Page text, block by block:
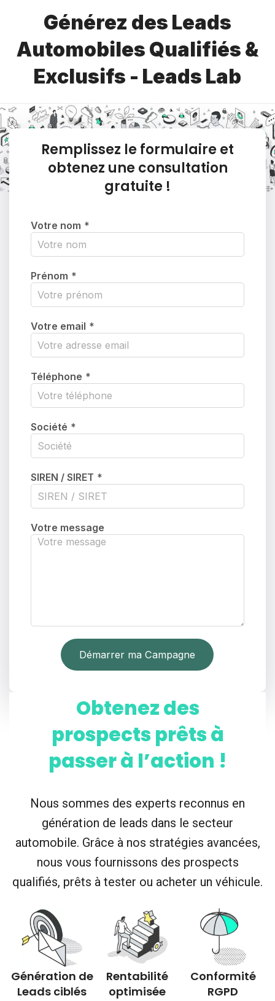
Générez des Leads
Automobiles Qualifiés &
Exclusifs - Leads Lab
Remplissez le formulaire et
obtenez une consultation
gratuite !
Votre nom *
Prénom *
Votre email *
Téléphone *
Société *
SIREN / SIRET *
Votre message
Démarrer ma Campagne
Obtenez des
prospects prêts à
passer à l’action !
Nous sommes des experts reconnus en
génération de leads dans le secteur
automobile. Grâce à nos stratégies avancées,
nous vous fournissons des prospects
qualifiés, prêts à tester ou acheter un véhicule.
Génération de
Leads ciblés
Rentabilité
optimisée
Conformité
RGPD